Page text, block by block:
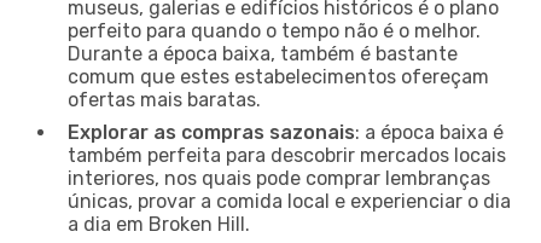
museus, galerias e edifícios históricos é o plano
perfeito para quando o tempo não é o melhor.
Durante a época baixa, também é bastante
comum que estes estabelecimentos ofereçam
ofertas mais baratas.
Explorar as compras sazonais: a época baixa é
também perfeita para descobrir mercados locais
interiores, nos quais pode comprar lembranças
únicas, provar a comida local e experienciar o dia
a dia em Broken Hill.